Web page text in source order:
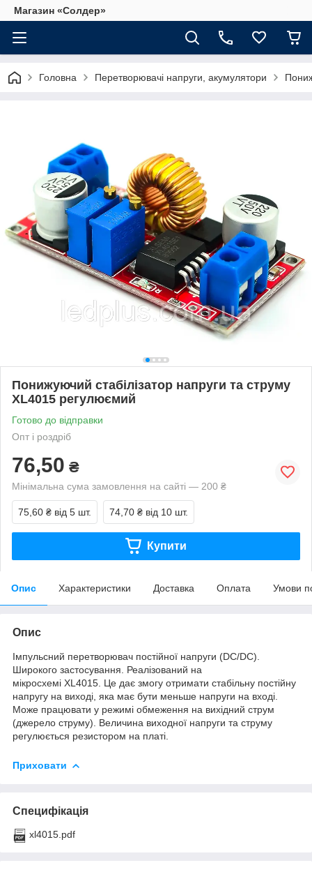
Магазин «Солдер»
Головна Перетворювачі напруги, акумулятори
Понижуючий стабілізатор напруги та струму
XL4015 регулюємий
Готово до відправки
Опт і роздріб
76,50 ₴
Мінімальна сума замовлення на сайті — 200 ₴
75,60 ₴ від 5 шт. 74,70 ₴ від 10 шт.
Купити
Опис Характеристики Доставка Оплата Умови
Опис
Імпульсний перетворювач постійної напруги (DC/DC).
Широкого застосування. Реалізований на
мікросхемі XL4015. Це дає змогу отримати стабільну постійну
напругу на виході, яка має бути меньше напруги на вході.
Може працювати у режимі обмеження на вихідний струм
(джерело струму). Величина виходної напруги та струму
регулюється резистором на платі.
Приховати
Специфікація
xl4015.pdf